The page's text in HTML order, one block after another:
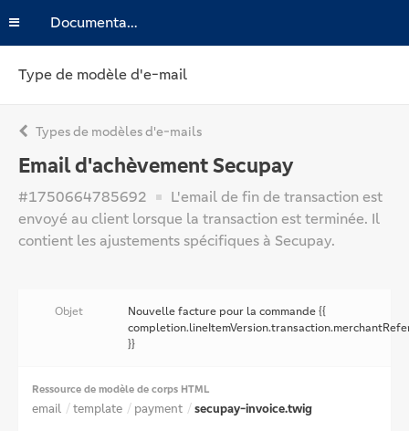
Documentation
Type de modèle d'e-mail
Types de modèles d'e-mails
Email d'achèvement Secupay
#1750664785692
L'email de fin de transaction est
envoyé au client lorsque la transaction est terminée. Il
contient les ajustements spécifiques à Secupay.
Objet
Nouvelle facture pour la commande {{
}}
Ressource de modèle de corps HTML
email template payment secupay-invoice.twig